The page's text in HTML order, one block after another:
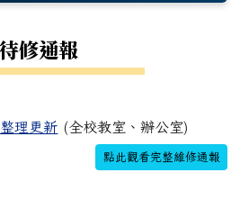
待修通報
理更新 (全校教室、辦公室)
點此觀看完整維修通報